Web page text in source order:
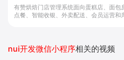
具 - 做生意, 找有赞
有赞烘焙门店管理系统面向蛋糕店、面
点餐、智能收银、外卖配送、会员运营和
nui开发微信小程序相关的视频